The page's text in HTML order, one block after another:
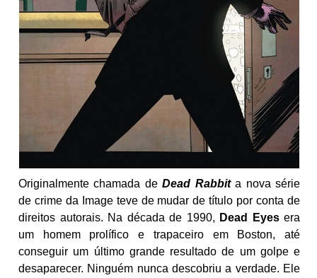
Originalmente chamada deDead Rabbita nova série
de crime da Image teve de mudar de título por conta de
direitos autorais. Na década de 1990, Dead Eyesera
um homem prolífico e trapaceiro em Boston, até
conseguir um último grande resultado de um golpe e
desaparecer. Ninguém nunca descobriu a verdade. Ele